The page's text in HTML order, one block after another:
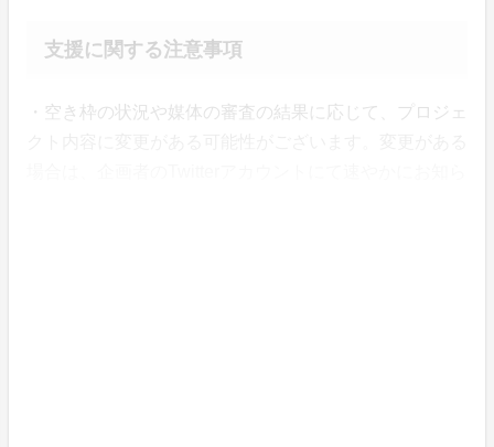
支援に関する注意事項
・空き枠の状況や媒体の審査の結果に応じて、プロジェ